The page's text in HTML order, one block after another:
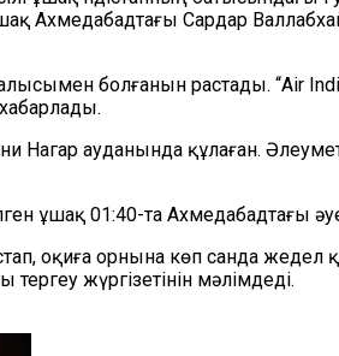
Ахмедабадтағы Сардар
болғанын растады. “Air
ауданында құлаған.
ұшақ 01:40-та Ахмедабадтағы
оқиға орнына көп санда
жүргізетінін мәлімдеді.